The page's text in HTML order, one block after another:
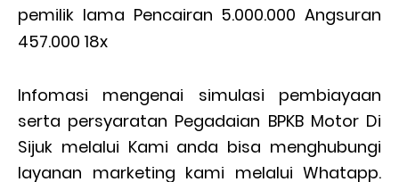
pemilik lama Pencairan 5.000.000 Angsuran
457.000 18x
Infomasi mengenai simulasi pembiayaan
serta persyaratan Pegadaian BPKB Motor Di
Sijuk melalui Kami anda bisa menghubungi
layanan marketing kami melalui Whatapp.